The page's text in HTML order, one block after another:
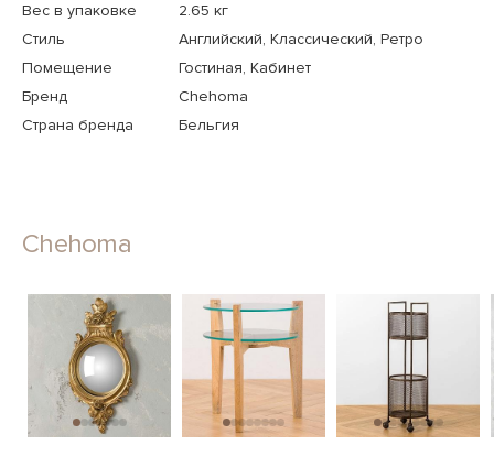
Вес в упаковке
2.65 кг
Стиль
Английский, Классический, Ретро
Помещение
Гостиная, Кабинет
Бренд
Chehoma
Страна бренда
Бельгия
Chehoma